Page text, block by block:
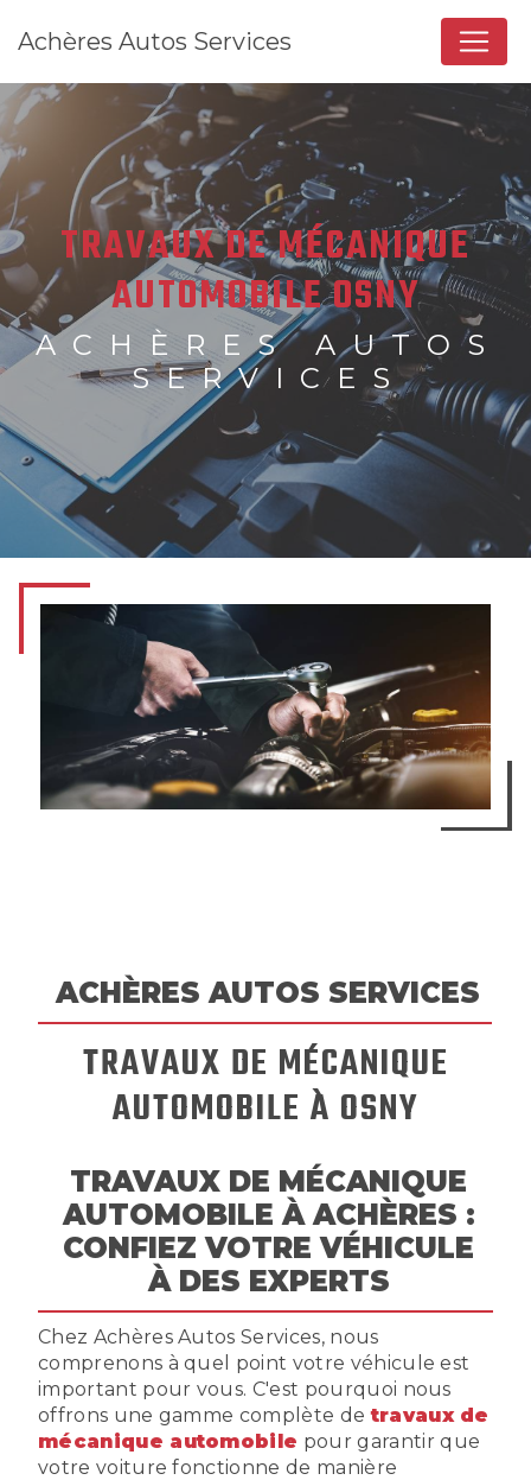
Achères Autos Services
TRAVAUX DE MÉCANIQUE
AUTOMOBILE OSNY
ACHÈRES AUTOS
SERVICES
ACHÈRES AUTOS SERVICES
TRAVAUX DE MÉCANIQUE
AUTOMOBILE À OSNY
TRAVAUX DE MÉCANIQUE
AUTOMOBILE À ACHÈRES :
CONFIEZ VOTRE VÉHICULE
À DES EXPERTS
Chez Achères Autos Services, nous
comprenons à quel point votre véhicule est
important pour vous. C'est pourquoi nous
offrons une gamme complète detravaux de
mécanique automobile pour garantir que
votre voiture fonctionne de manière